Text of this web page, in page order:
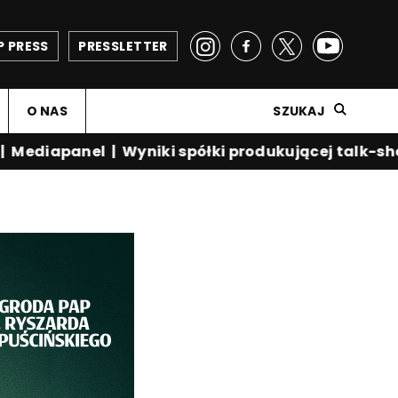
PRESSLETTER
PRESS
O NAS SZUKAJ
|Wyniki spółki produkującej talk-